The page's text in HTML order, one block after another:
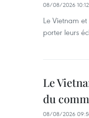
08/08/2026 10:12
Le Vietnam
porter leurs
Le
du
08/08/2026